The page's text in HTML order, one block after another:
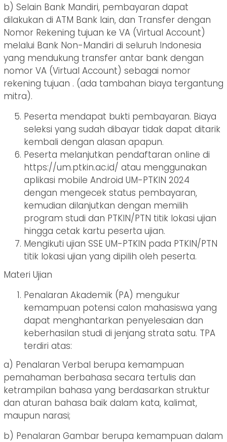
b) Selain Bank Mandiri, pembayaran dapat
dilakukan di ATM Bank lain, dan Transfer dengan
Nomor Rekening tujuan ke VA (Virtual Account)
melalui Bank Non-Mandiri di seluruh Indonesia
yang mendukung transfer antar bank dengan
nomor VA (Virtual Account) sebagai nomor
rekening tujuan . (ada tambahan biaya tergantung
mitra).
Peserta mendapat bukti pembayaran. Biaya
seleksi yang sudah dibayar tidak dapat ditarik
kembali dengan alasan apapun.
Peserta melanjutkan pendaftaran online di
https://um.ptkin.ac.id/ atau menggunakan
aplikasi mobile Android UM-PTKIN 2024
dengan mengecek status pembayaran,
kemudian dilanjutkan dengan memilih
program studi dan PTKIN/PTN titik lokasi ujian
hingga cetak kartu peserta ujian.
Mengikuti ujian SSE UM-PTKIN pada PTKIN/PTN
titik lokasi ujian yang dipilih oleh peserta.
Materi Ujian
Penalaran Akademik (PA) mengukur
kemampuan potensi calon mahasiswa yang
dapat menghantarkan penyelesaian dan
keberhasilan studi di jenjang strata satu. TPA
terdiri atas:
a) Penalaran Verbal berupa kemampuan
pemahaman berbahasa secara tertulis dan
ketrampilan bahasa yang berdasarkan struktur
dan aturan bahasa baik dalam kata, kalimat,
maupun narasi;
b) Penalaran Gambar berupa kemampuan dalam